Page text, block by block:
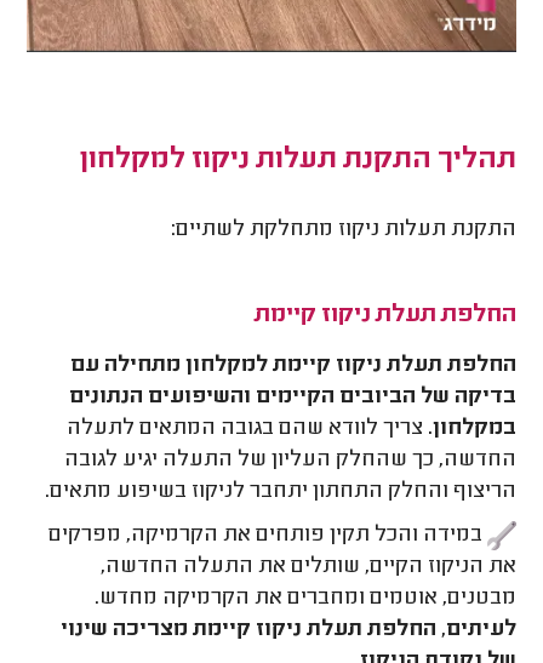
תהליך התקנת תעלות ניקוז למקלחון
התקנת תעלות ניקוז מתחלקת לשתיים:
החלפת תעלת ניקוז קיימת
החלפת תעלת ניקוז קיימת למקלחון מתחילה עם
בדיקה של הביובים הקיימים והשיפועים הנתונים
במקלחון. צריך לוודא שהם בגובה המתאים לתעלה
החדשה, כך שהחלק העליון של התעלה יגיע לגובה
הריצוף והחלק התחתון יתחבר לניקוז בשיפוע מתאים.
במידה והכל תקין פותחים את הקרמיקה, מפרקים
את הניקוז הקיים, שותלים את התעלה החדשה,
מבטנים, אוטמים ומחברים את הקרמיקה מחדש.
לעיתים, החלפת תעלת ניקוז קיימת מצריכה שינוי